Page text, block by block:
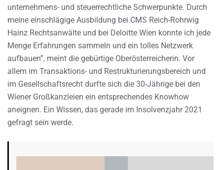
unternehmens- und steuerrechtliche Schwerpunkte. Durch
meine einschlägige Ausbildung bei CMS Reich-Rohrwig
Hainz Rechtsanwälte und bei Deloitte Wien konnte ich jede
Menge Erfahrungen sammeln und ein tolles Netzwerk
aufbauen”, meint die gebürtige Oberösterreicherin. Vor
allem im Transaktions- und Restrukturierungsbereich und
im Gesellschaftsrecht durfte sich die 30-Jährige bei den
Wiener Großkanzleien ein entsprechendes Knowhow
aneignen. Ein Wissen, das gerade im Insolvenzjahr 2021
gefragt sein werde.